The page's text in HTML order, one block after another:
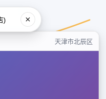
天津市北辰区